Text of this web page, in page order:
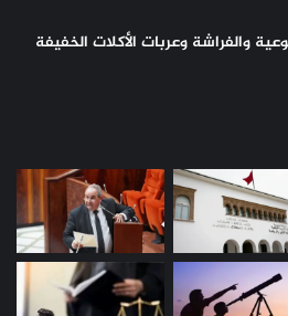
والفراشة وعربات الأكلات الخفيفة